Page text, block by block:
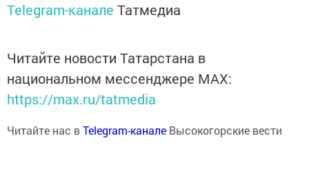
Telegram-канале Татмедиа
Читайте новости Татарстана в
национальном мессенджере MАХ:
https://max.ru/tatmedia
Читайте нас вTelegram-канале Высокогорские вести